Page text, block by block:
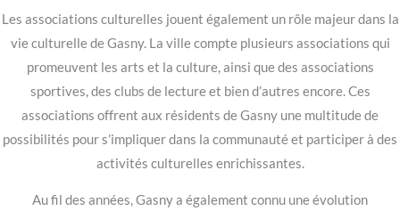
Les associations culturelles jouent également un rôle majeur dans la
vie culturelle de Gasny. La ville compte plusieurs associations qui
promeuvent les arts et la culture, ainsi que des associations
sportives, des clubs de lecture et bien d’autres encore. Ces
associations offrent aux résidents de Gasny une multitude de
possibilités pour s’impliquer dans la communauté et participer à des
activités culturelles enrichissantes.
Au fil des années, Gasny a également connu une évolution